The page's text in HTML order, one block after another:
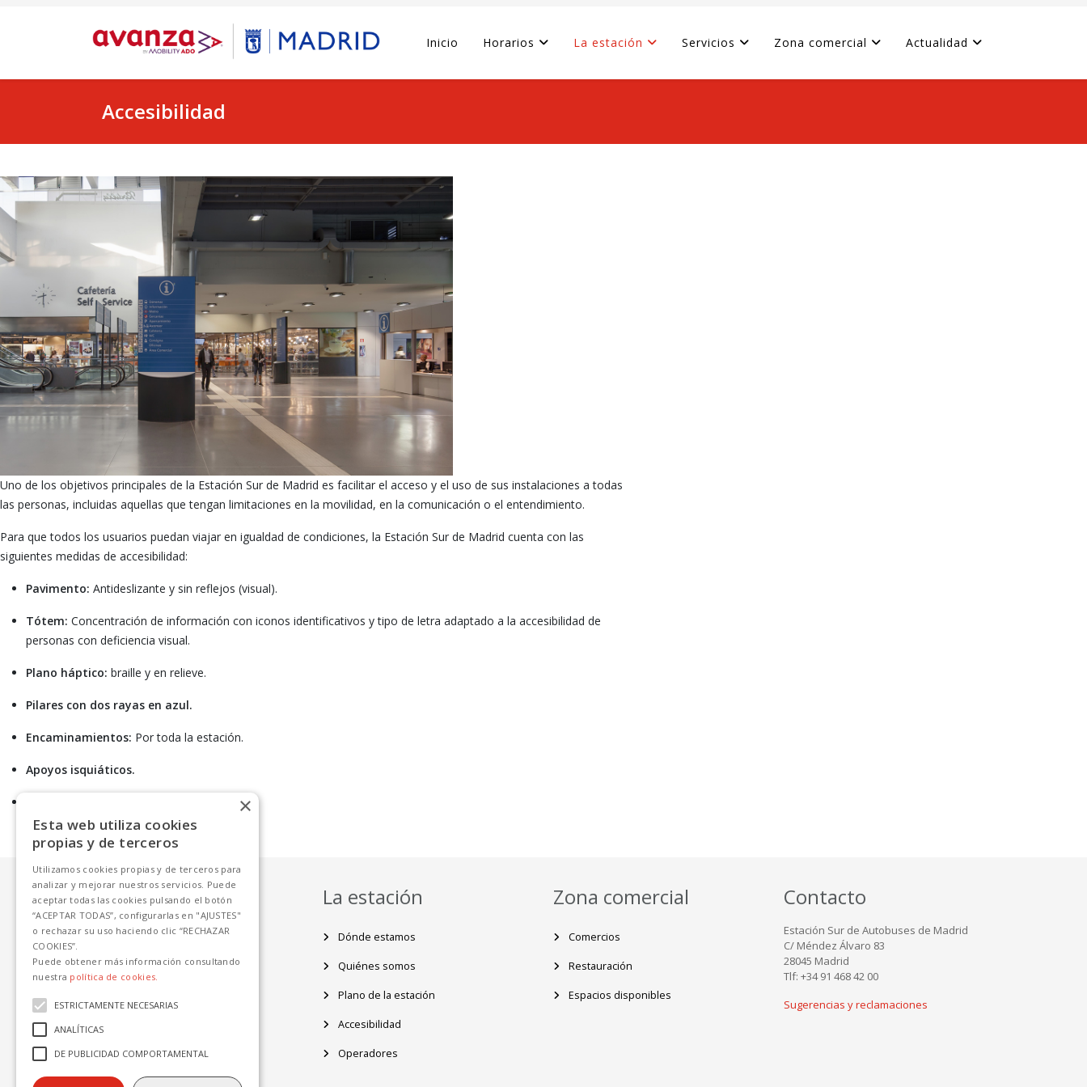
Inicio Horarios La estación Servicios Zona comercial Actualidad
Accesibilidad
Uno de los objetivos principales de la Estación Sur de Madrid es facilitar el acceso y el uso de sus instalaciones a todas
las personas, incluidas aquellas que tengan limitaciones en la movilidad, en la comunicación o el entendimiento.
Para que todos los usuarios puedan viajar en igualdad de condiciones, la Estación Sur de Madrid cuenta con las
siguientes medidas de accesibilidad:
Pavimento: Antideslizante y sin reflejos (visual).
Tótem: Concentración de información con iconos identificativos y tipo de letra adaptado a la accesibilidad de
personas con deficiencia visual.
Plano háptico: braille y en relieve.
Pilares con dos rayas en azul.
Encaminamientos: Por toda la estación.
Apoyos isquiáticos.
Servicios
Servicios al usuario
Servicios al operador
La estación
Dónde estamos
Quiénes somos
Plano de la estación
Accesibilidad
Operadores
Zona comercial
Comercios
Restauración
Espacios disponibles
Contacto
Estación Sur de Autobuses de Madrid
C/ Méndez Álvaro 83
28045 Madrid
Tlf: +34 91 468 42 00
Sugerencias y reclamaciones
Esta web utiliza cookies
propias y de terceros
Utilizamos cookies propias y de terceros para
analizar y mejorar nuestros servicios. Puede
aceptar todas las cookies pulsando el botón
“ACEPTAR TODAS”, configurarlas en "AJUSTES"
o rechazar su uso haciendo clic “RECHAZAR
COOKIES”.
Puede obtener más información consultando
nuestra política de cookies.
ESTRICTAMENTE NECESARIAS
ANALÍTICAS
DE PUBLICIDAD COMPORTAMENTAL
×